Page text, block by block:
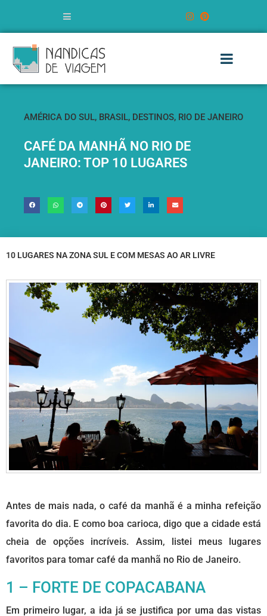
AMÉRICA DO SUL, BRASIL, DESTINOS, RIO DE JANEIRO
CAFÉ DA MANHÃ NO RIO DE
JANEIRO: TOP 10 LUGARES
10 LUGARES NA ZONA SUL E COM MESAS AO AR LIVRE
Antes de mais nada, o café da manhã é a minha refeição
favorita do dia. E como boa carioca, digo que a cidade está
cheia de opções incríveis. Assim, listei meus lugares
favoritos para tomar café da manhã no Rio de Janeiro.
1 – FORTE DE COPACABANA
Em primeiro lugar, a ida já se justifica por uma das vistas